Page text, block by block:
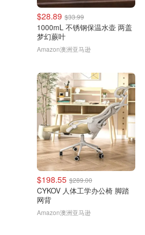
$28.89 $33.99
1000mL 不锈钢保温水壶 两盖
梦幻蕨叶
Amazon澳洲亚马逊
$198.55 $289.00
CYKOV 人体工学办公椅 脚踏
网背
Amazon澳洲亚马逊